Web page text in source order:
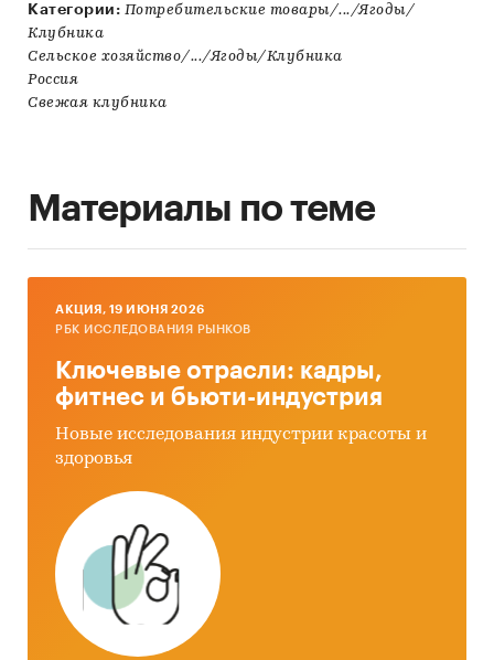
Категории: Потребительские товары/.../Ягоды/
Клубника
Сельское хозяйство/.../Ягоды/Клубника
Россия
Свежая клубника
Материалы по теме
AКЦИЯ, 19 ИЮНЯ 2026
РБК ИССЛЕДОВАНИЯ РЫНКОВ
Ключевые отрасли: кадры,
фитнес и бьюти-индустрия
Новые исследования индустрии красоты и
здоровья